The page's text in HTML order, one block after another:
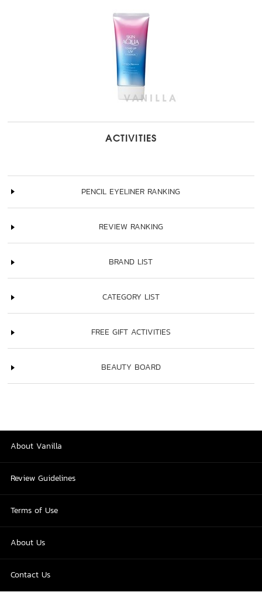
ACTIVITIES
PENCIL EYELINER RANKING
REVIEW RANKING
BRAND LIST
CATEGORY LIST
FREE GIFT ACTIVITIES
BEAUTY BOARD
About Vanilla
Review Guidelines
Terms of Use
About Us
Contact Us